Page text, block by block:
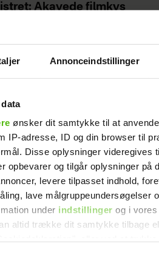
Annonceindstillinger
ønsker dit samtykke til at
IP-adresse, ID og din browser til
Disse oplysninger videregives
opbevarer og tilgår oplysninger på
levere tilpasset indhold,
lave målgruppeundersøgelser
under indstillinger og i vores
altid trække dit samtykke tilbage
Akavede filmkys
Christina tabte
’I dag ved jeg,
hvorfor jeg blev
så overvægtig’